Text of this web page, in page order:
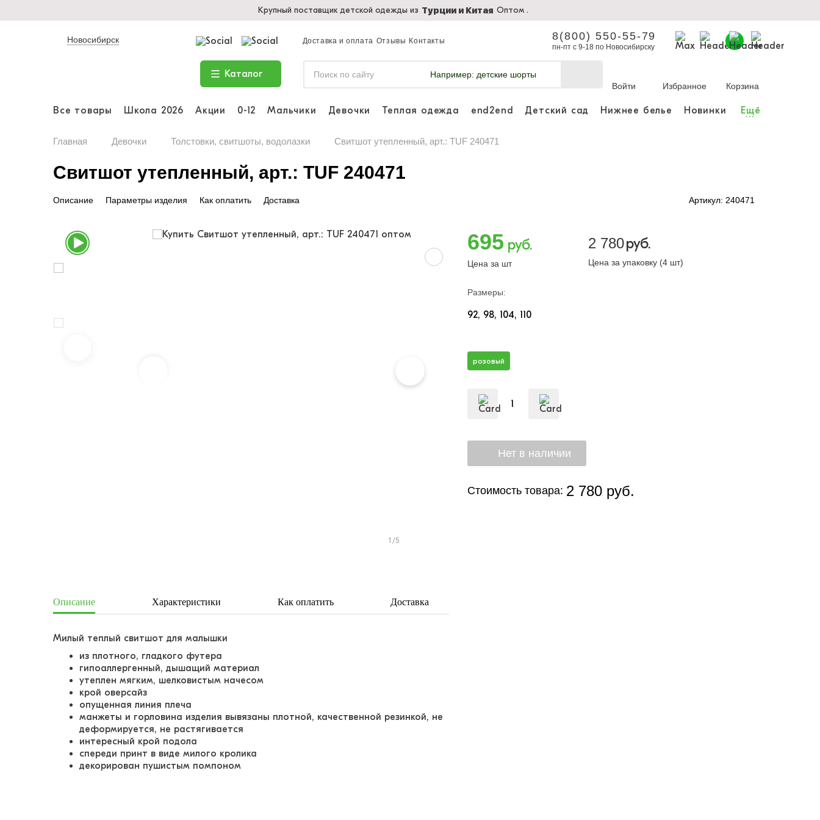
Крупный поставщик детской одежды из Турции и Китая Оптом .
Новосибирск Доставка и оплата Отзывы Контакты 8(800) 550-55-79
пн-пт с 9-18 по Новосибирску
Каталог Например: детские шорты
Войти
отслеживать заказы.
Избранное Корзина
Все товары Школа 2026 Акции 0-12 Мальчики Девочки Теплая одежда end2end Детский сад Нижнее белье Новинки Ещё
...
Главная Девочки Толстовки, свитшоты, водолазки Свитшот утепленный, арт.: TUF 240471
Свитшот утепленный, арт.: TUF 240471
Описание Параметры изделия Как оплатить Доставка Артикул: 240471
1/5
695 руб.
Цена за шт
2 780руб.
Цена за упаковку (4 шт)
Размеры:
92 98 104 110
розовый
Стоимость товара: 2 780 руб.
Описание Характеристики Как оплатить Доставка
Милый теплый свитшот для малышки
из плотного, гладкого футера
гипоаллергенный, дышащий материал
утеплен мягким, шелковистым начесом
крой оверсайз
опущенная линия плеча
манжеты и горловина изделия вывязаны плотной, качественной резинкой, не
деформируется, не растягивается
интересный крой подола
спереди принт в виде милого кролика
декорирован пушистым помпоном